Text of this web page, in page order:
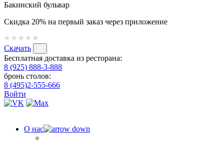
Бакинский бульвар
Скидка 20% на первый заказ через приложение
Скачать
Бесплатная доставка из ресторана:
8 (925) 888-3-888
бронь столов:
8 (495)2-555-666
Войти
О нас